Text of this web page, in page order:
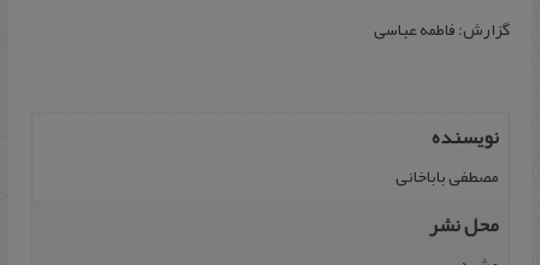
گزارش: فاطمه عباسی
نویسنده
مصطفی باباخانی
محل نشر